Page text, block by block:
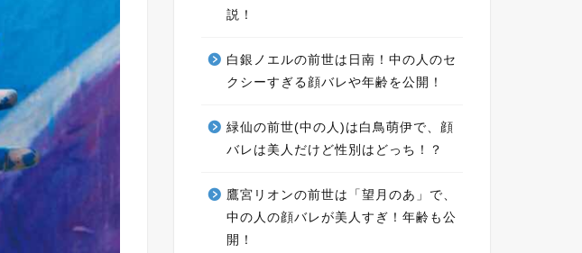
説！
白銀ノエルの前世は日南！中の人のセ
クシーすぎる顔バレや年齢を公開！
緑仙の前世(中の人)は白鳥萌伊で、顔
バレは美人だけど性別はどっち！？
鷹宮リオンの前世は「望月のあ」で、
中の人の顔バレが美人すぎ！年齢も公
開！